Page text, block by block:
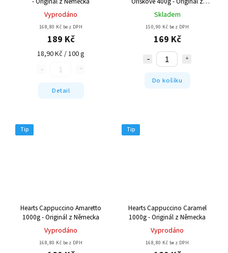
Vyprodáno
168,80 Kč bez DPH
189 Kč
18,90 Kč / 100 g
Detail
Německa
Skladem
150,90 Kč bez DPH
169 Kč
Do košíku
Tip
Hearts Cappuccino Amaretto
1000g - Originál z Německa
Vyprodáno
168,80 Kč bez DPH
Tip
Hearts Cappuccino Caramel
1000g - Originál z Německa
Vyprodáno
168,80 Kč bez DPH